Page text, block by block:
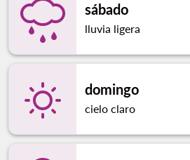
sábado
lluvia ligera
domingo
cielo claro